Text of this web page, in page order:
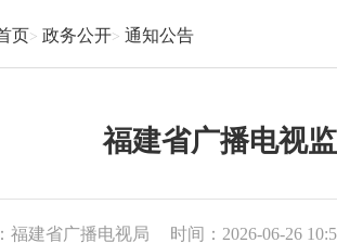
页 政务公开 通知公告
福建省广播电视
福建省广播电视局 时间：2026-06-26